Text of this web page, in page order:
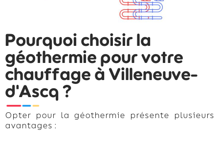
Pourquoi choisir la
géothermie pour votre
chauffage à Villeneuve-
d'Ascq ?
Opter pour la géothermie présente plusieurs
avantages :